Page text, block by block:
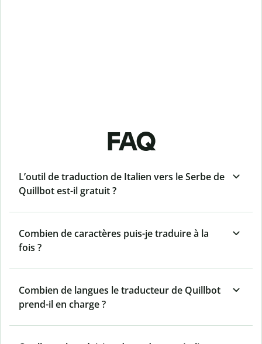
FAQ
L’outil de traduction de Italien vers le Serbe de
Quillbot est-il gratuit ?
Combien de caractères puis-je traduire à la
fois ?
Combien de langues le traducteur de Quillbot
prend-il en charge ?